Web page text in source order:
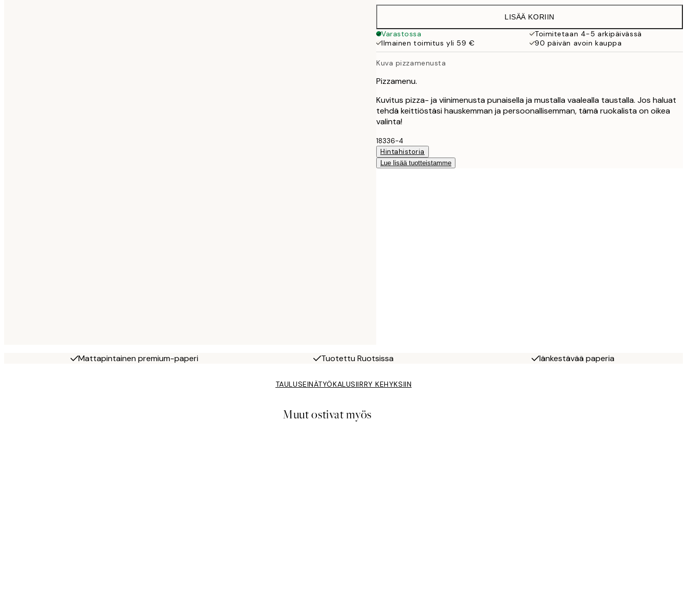
19,95 €
32,45 €
LISÄÄ KORIIN
Varastossa
Toimitetaan 4-5 arkipäivässä
Ilmainen toimitus yli 59 €
90 päivän avoin kauppa
Kuva pizzamenusta
Pizzamenu.
Kuvitus pizza- ja viinimenusta punaisella ja mustalla vaalealla taustalla. Jos haluat
tehdä keittiöstäsi hauskemman ja persoonallisemman, tämä ruokalista on oikea
valinta!
18336-4
Hintahistoria
Lue lisää tuotteistamme
Mattapintainen premium-paperi Tuotettu Ruotsissa Iänkestävää paperia
TAULUSEINÄTYÖKALUSIIRRY KEHYKSIIN
Muut ostivat myös